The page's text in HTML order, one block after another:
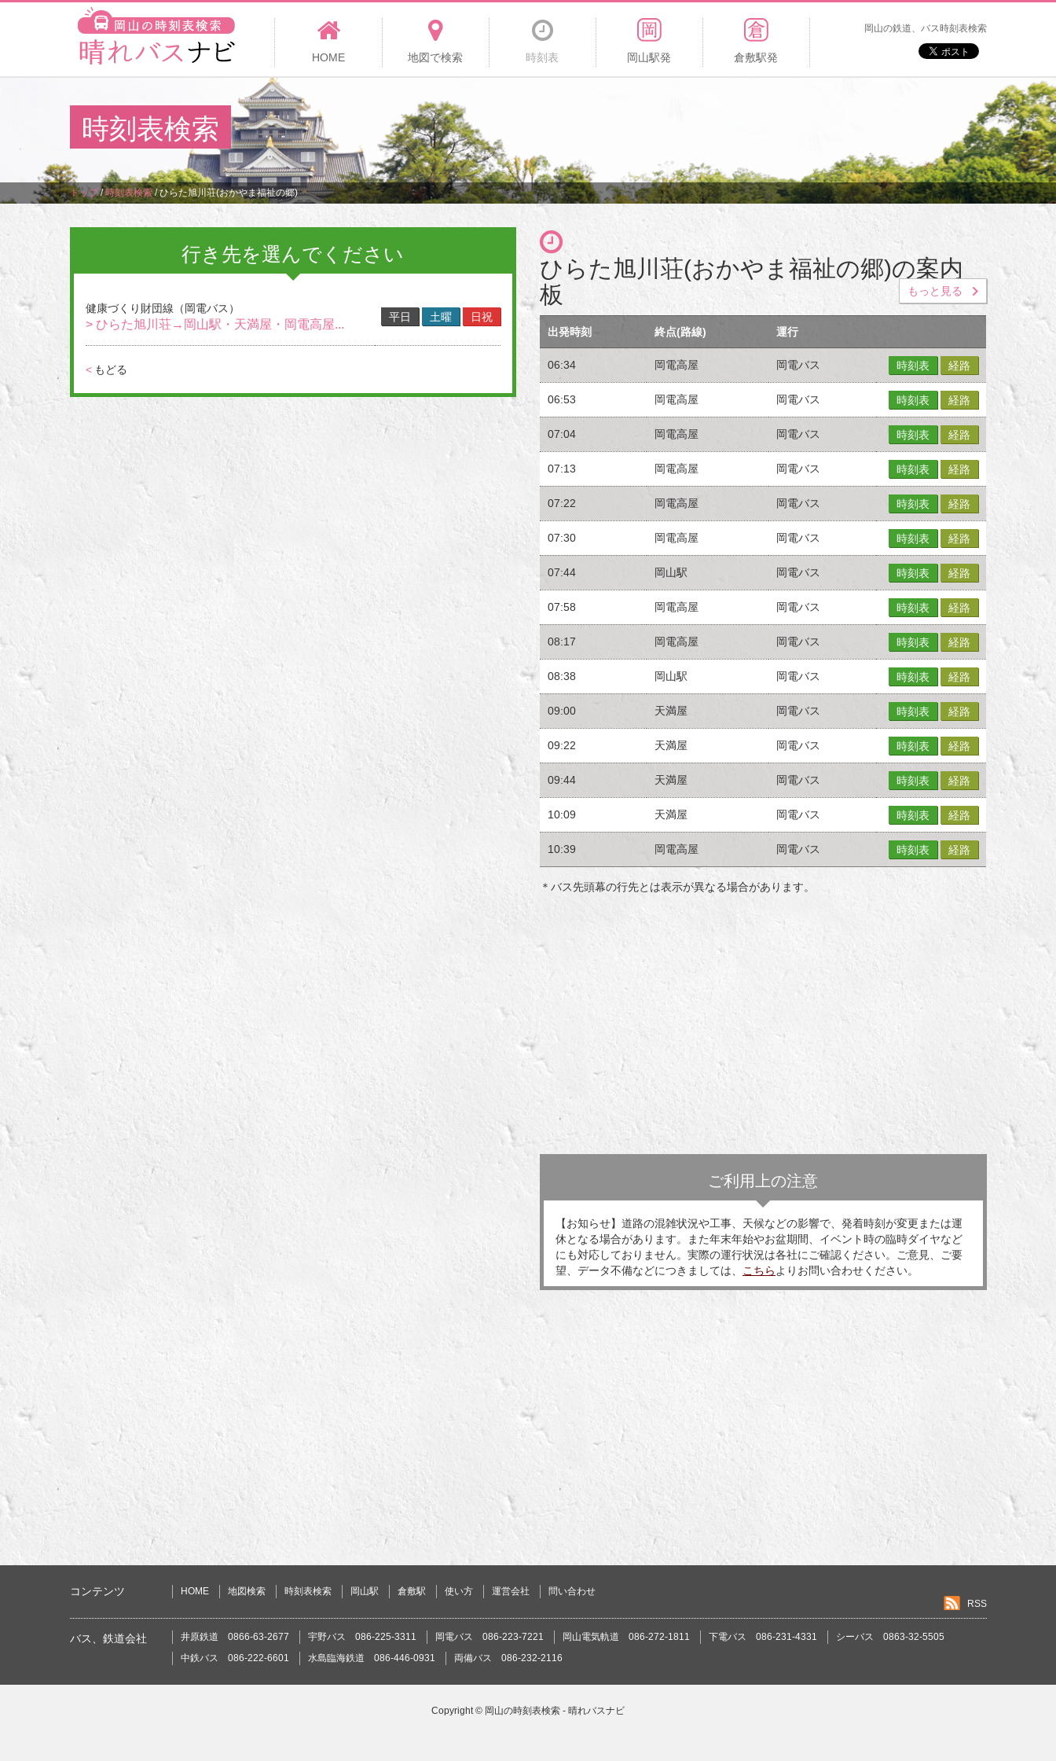
HOME 地図で検索 時刻表 岡山駅発 倉敷駅発
岡山の鉄道、バス時刻表検索
時刻表検索
トップ/時刻表検索/ひらた旭川荘(おかやま福祉の郷)
行き先を選んでください
健康づくり財団線（岡電バス）
> ひらた旭川荘→岡山駅・天満屋・岡電高屋...
平日 土曜 日祝
< もどる
ひらた旭川荘(おかやま福祉の郷)の案内
板
もっと見る
出発時刻 終点(路線) 運行
06:34 岡電高屋 岡電バス 時刻表 経路
06:53 岡電高屋 岡電バス 時刻表 経路
07:04 岡電高屋 岡電バス 時刻表 経路
07:13 岡電高屋 岡電バス 時刻表 経路
07:22 岡電高屋 岡電バス 時刻表 経路
07:30 岡電高屋 岡電バス 時刻表 経路
07:44 岡山駅 岡電バス 時刻表 経路
07:58 岡電高屋 岡電バス 時刻表 経路
08:17 岡電高屋 岡電バス 時刻表 経路
08:38 岡山駅 岡電バス 時刻表 経路
09:00 天満屋 岡電バス 時刻表 経路
09:22 天満屋 岡電バス 時刻表 経路
09:44 天満屋 岡電バス 時刻表 経路
10:09 天満屋 岡電バス 時刻表 経路
10:39 岡電高屋 岡電バス 時刻表 経路
＊バス先頭幕の行先とは表示が異なる場合があります。
ご利用上の注意
【お知らせ】道路の混雑状況や工事、天候などの影響で、発着時刻が変更または運
休となる場合があります。また年末年始やお盆期間、イベント時の臨時ダイヤなど
にも対応しておりません。実際の運行状況は各社にご確認ください。ご意見、ご要
望、データ不備などにつきましては、
こちら よりお問い合わせください。
コンテンツ HOME 地図検索 時刻表検索 岡山駅 倉敷駅 使い方 運営会社
問い合わせ
RSS
バス、鉄道会社 井原鉄道 0866-63-2677 宇野バス 086-225-3311 岡電バス 086-223-7221 岡山電気軌道 086-272-1811 下電バス 086-231-4331
シーバス 0863-32-5505
中鉄バス 086-222-6601
水島臨海鉄道 086-446-0931 両備バス 086-232-2116
Copyright © 岡山の時刻表検索 - 晴れバスナビ